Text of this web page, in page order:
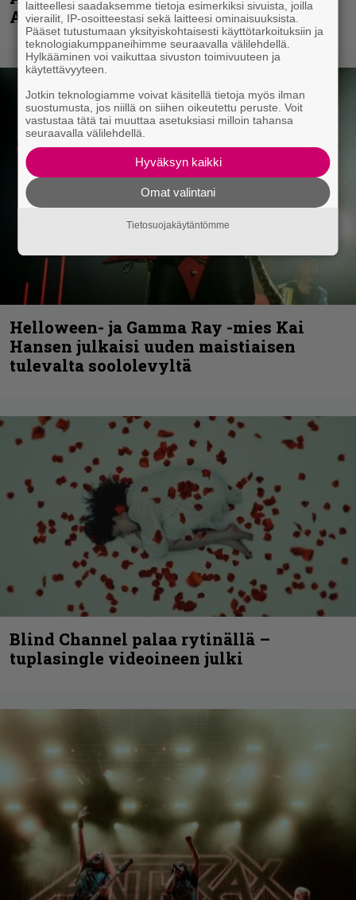
Anthrax- ja Korn-miehistöä
Helloween- ja Gamma Ray -mies Kai
Hansen julkaisi uuden maistiaisen
tulevalta soololevyltä
Blind Channel palaa rytinällä –
tuplasingle videoineen julki
laitteellesi saadaksemme tietoja esimerkiksi sivuista, joilla
vierailit, IP-osoitteestasi sekä laitteesi ominaisuuksista.
Pääset tutustumaan yksityiskohtaisesti käyttötarkoituksiin ja
teknologiakumppaneihimme seuraavalla välilehdellä.
Hylkääminen voi vaikuttaa sivuston toimivuuteen ja
käytettävyyteen.
Jotkin teknologiamme voivat käsitellä tietoja myös ilman
suostumusta, jos niillä on siihen oikeutettu peruste. Voit
vastustaa tätä tai muuttaa asetuksiasi milloin tahansa
seuraavalla välilehdellä.
Hyväksyn kaikki
Omat valintani
Tietosuojakäytäntömme